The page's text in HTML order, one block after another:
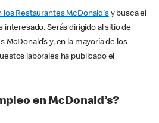
los Restaurantes McDonald'sy busca el
interesado. Serás dirigido al sitio de
y, en la mayoría de los
laborales ha publicado el
en McDonald’s?